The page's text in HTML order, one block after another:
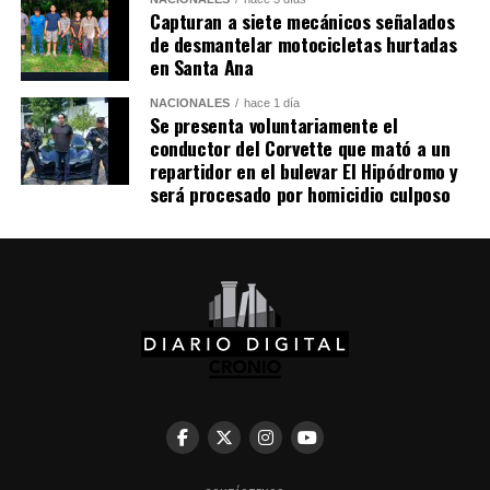
de los robots humanoides.
Comparte esto:
Facebook X
Me gusta esto:
Capturan a siete mecánicos señalados
de desmantelar motocicletas hurtadas
en Santa Ana
NACIONALES hace 1 día
Se presenta voluntariamente el
conductor del Corvette que mató a un
repartidor en el bulevar El Hipódromo y
será procesado por homicidio culposo